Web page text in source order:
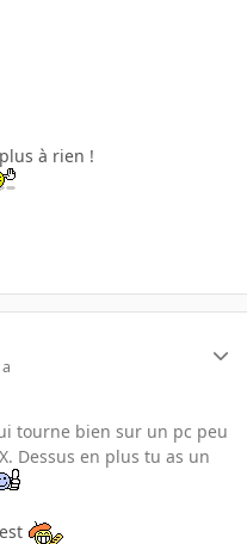
à rien !
tourne bien sur un pc peu
Dessus en plus tu as un